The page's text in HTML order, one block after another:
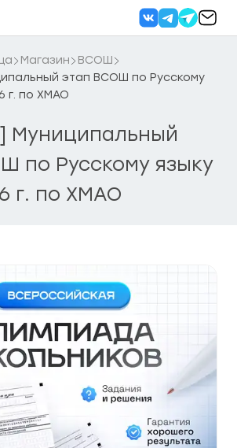
Магазин
ВСОШ
этап ВСОШ по Русскому
г. по ХМАО
Муниципальный
по Русскому языку
г. по ХМАО